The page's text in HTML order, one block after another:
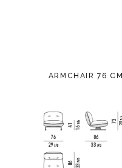
ARMCHAIR 76 CM